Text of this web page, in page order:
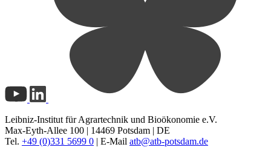
Leibniz-Institut für Agrartechnik und Bioökonomie e.V.
Max-Eyth-Allee 100 | 14469 Potsdam | DE
Tel. +49 (0)331 5699 0 | E-Mail atb@atb-potsdam.de